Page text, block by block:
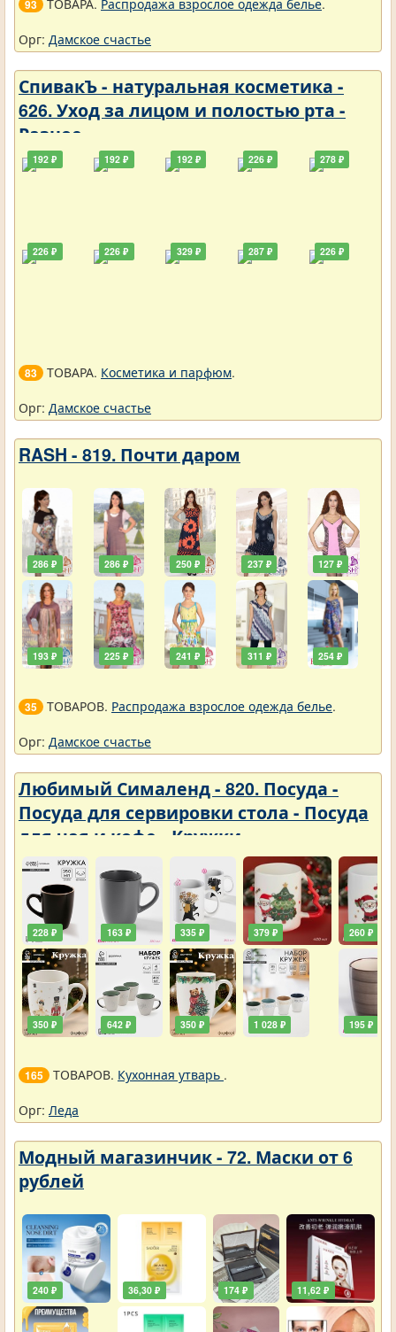
93
Орг: Дамское счастье
СпивакЪ - натуральная косметика -
626. Уход за лицом и полостью рта -
Разное
192 ₽
226 ₽
192 ₽
226 ₽
192 ₽
329 ₽
226 ₽
287 ₽
278 ₽
226 ₽
83 ТОВАРА. Косметика и парфюм.
Орг: Дамское счастье
RASH - 819. Почти даром
286 ₽
193 ₽
286 ₽
225 ₽
250 ₽
241 ₽
237 ₽
311 ₽
127 ₽
254 ₽
35 ТОВАРОВ. Распродажа взрослое одежда белье.
Орг: Дамское счастье
Любимый Сималенд - 820. Посуда -
Посуда для сервировки стола - Посуда
для чая и кофе - Кружки
228 ₽
350 ₽
163 ₽
642 ₽
335 ₽
350 ₽
379 ₽
1 028 ₽
260 ₽
195 ₽
165 ТОВАРОВ. Кухонная утварь .
Орг: Леда
Модный магазинчик - 72. Маски от 6
рублей
240 ₽ 36,30 ₽ 174 ₽ 11,62 ₽